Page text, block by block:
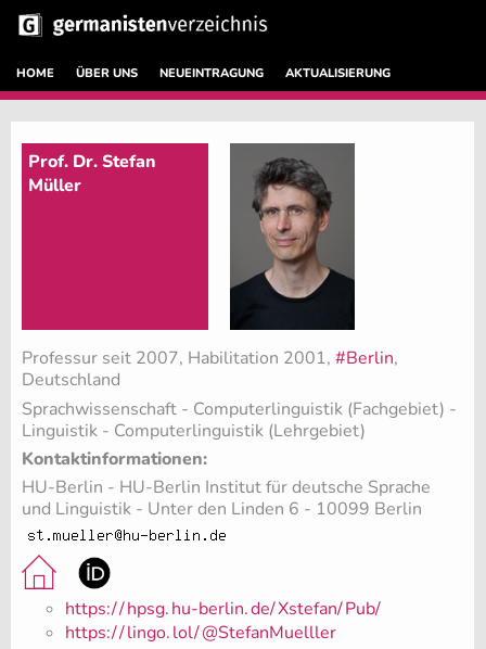
HOME ÜBER UNS NEUEINTRAGUNG AKTUALISIERUNG
Prof. Dr. Stefan
Müller
Professur seit 2007, Habilitation 2001, #Berlin,
Deutschland
Sprachwissenschaft - Computerlinguistik (Fachgebiet) -
Linguistik - Computerlinguistik (Lehrgebiet)
Kontaktinformationen:
HU-Berlin - HU-Berlin Institut für deutsche Sprache
und Linguistik - Unter den Linden 6 - 10099 Berlin
https://hpsg.hu-berlin.de/Xstefan/Pub/
https://lingo.lol/@StefanMuelller